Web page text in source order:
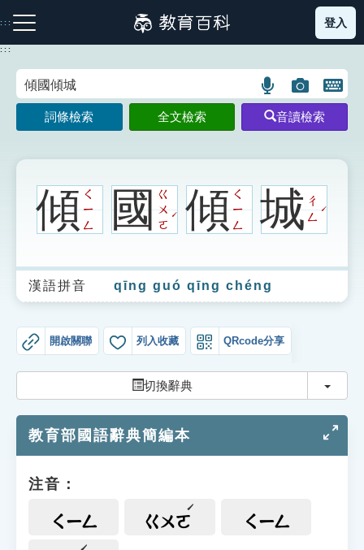
到
主
:::
注音索引圖示 筆畫索引圖示 部首索引表圖示
生字詞彙表
成語故事
索引選單
單字索引
遊戲專區
登入
:::
語
言
搜
示
圖
片
搜
示
開
鍵
圖
詞條檢索 全文檢索 音讀檢索
傾ㄑ
ㄧ
ㄥ
國ㄍ
ㄨ
ㄛ
ˊ 傾ㄑ
ㄧ
ㄥ
城ㄔ
ㄥ
ˊ
漢語拼音 qīng guó qīng chéng
開啟關聯 列入收藏 QRcode分享
切換辭典 切換
教育部國語辭典簡編本
注音：
ㄑㄧㄥ ㄍㄨㄛ ㄑㄧㄥ